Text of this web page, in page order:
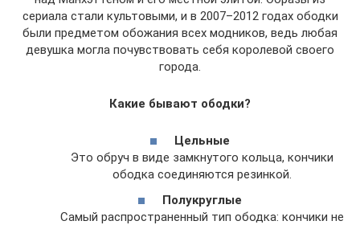
сериала стали культовыми, и в 2007–2012 годах ободки
были предметом обожания всех модников, ведь любая
девушка могла почувствовать себя королевой своего
города.
Какие бывают ободки?
Цельные
Это обруч в виде замкнутого кольца, кончики
ободка соединяются резинкой.
Полукруглые
Самый распространенный тип ободка: кончики не